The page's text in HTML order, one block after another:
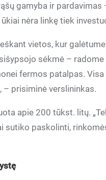
gamyba ir
nėra linkę tiek
vietos, kur
sėkmė –
fermos patalpas.
– prisiminė verslininkas.
apie 200 tūkst. litų.
sutiko paskolinti,